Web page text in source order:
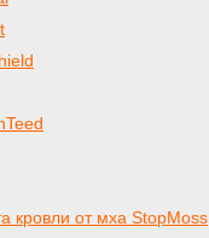
кровли от мха StopMoss